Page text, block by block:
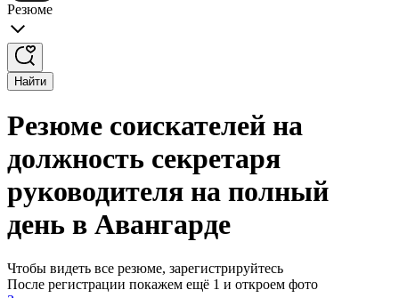
Резюме
Найти
Резюме соискателей на
должность секретаря
руководителя на полный
день в Авангарде
Чтобы видеть все резюме, зарегистрируйтесь
После регистрации покажем ещё 1 и откроем фото